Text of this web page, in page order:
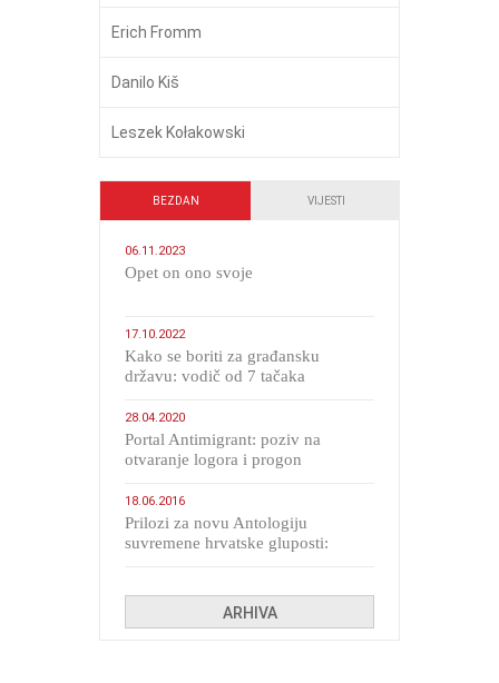
Erich Fromm
Danilo Kiš
Leszek Kołakowski
BEZDAN VIJESTI
06.11.2023
​Opet on ono svoje
17.10.2022
Kako se boriti za građansku
državu: vodič od 7 tačaka
28.04.2020
Portal Antimigrant: poziv na
otvaranje logora i progon
18.06.2016
Prilozi za novu Antologiju
suvremene hrvatske gluposti:
ARHIVA